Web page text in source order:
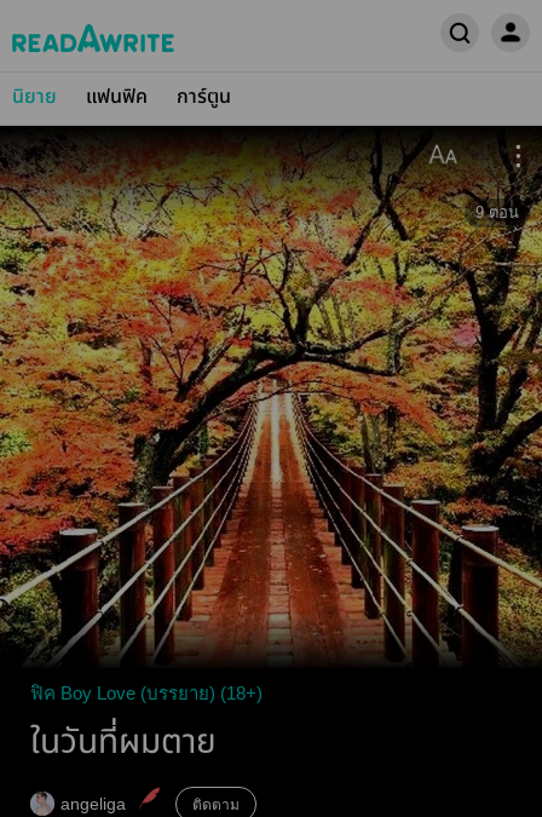
นิยาย แฟนฟิค การ์ตูน
9 ตอน
ฟิค Boy Love (บรรยาย) (18+)
ในวันที่ผมตาย
angeliga ติดตาม